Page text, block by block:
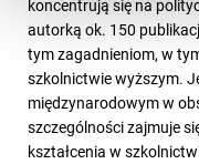
koncentrują się na
autorką ok. 150
tym zagadnieniom, w
szkolnictwie wyższym.
międzynarodowym w
szczególności zajmuje
kształcenia w